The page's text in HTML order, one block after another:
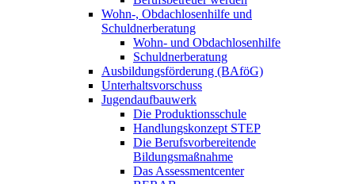
Wohn-, Obdachlosenhilfe und
Schuldnerberatung
Wohn- und Obdachlosenhilfe
Schuldnerberatung
Ausbildungsförderung (BAföG)
Unterhaltsvorschuss
Jugendaufbauwerk
Die Produktionsschule
Handlungskonzept STEP
Die Berufsvorbereitende
Bildungsmaßnahme
Das Assessmentcenter